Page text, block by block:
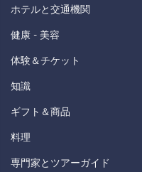
ホテルと交通機関
健康 - 美容
体験＆チケット
知識
ギフト＆商品
料理
専門家とツアーガイド